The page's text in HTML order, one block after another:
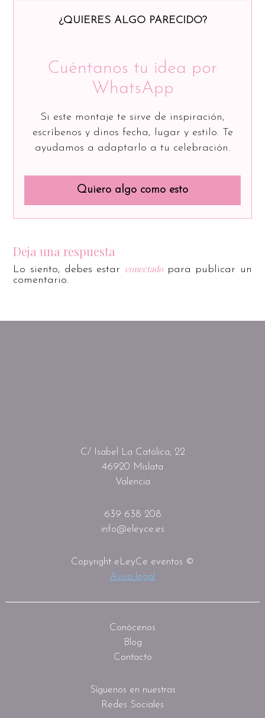
¿QUIERES ALGO PARECIDO?
Cuéntanos tu idea por
WhatsApp
Si este montaje te sirve de inspiración,
escríbenos y dinos fecha, lugar y estilo. Te
ayudamos a adaptarlo a tu celebración.
Quiero algo como esto
Deja una respuesta
Lo siento, debes estar conectadopara publicar un
comentario.
C/ Isabel La Católica, 22
46920 Mislata
Valencia
639 638 208
info@eleyce.es
Copyright eLeyCe eventos ©
Aviso legal
Conócenos
Blog
Contacto
Síguenos en nuestras
Redes Sociales